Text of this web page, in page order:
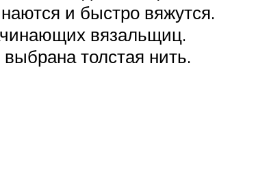
и быстро вяжутся.
вязальщиц.
толстая нить.